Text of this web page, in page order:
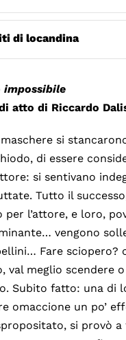
di locandina
impossibile
atto di Riccardo
si
di essere
si sentivano
Tutto il
per l’attore, e loro,
vengono
Fare sciopero?
val meglio scendere
Subito fatto: una di
omaccione un po’
si provò a